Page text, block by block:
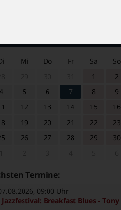
Mi Do Fr Sa
So
1
2
4 5 6 7 8
9
12 13 14 15
16
19 20 21 22
23
26 27 28 29
30
Termine:
, 09:00 Uhr
Jazzfestival: Breakfast Blues - Tony